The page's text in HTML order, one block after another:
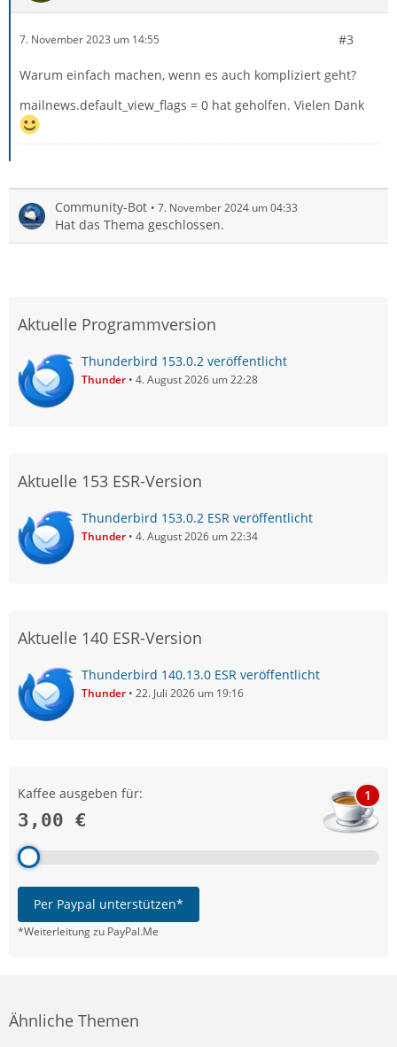
7. November 2023 um 14:55 #3
Warum einfach machen, wenn es auch kompliziert geht?
mailnews.default_view_flags = 0 hat geholfen. Vielen Dank
Community-Bot 7. November 2024 um 04:33
Hat das Thema geschlossen.
Aktuelle Programmversion
Thunderbird 153.0.2 veröffentlicht
Thunder 4. August 2026 um 22:28
Aktuelle 153 ESR-Version
Thunderbird 153.0.2 ESR veröffentlicht
Thunder 4. August 2026 um 22:34
Aktuelle 140 ESR-Version
Thunderbird 140.13.0 ESR veröffentlicht
Thunder 22. Juli 2026 um 19:16
Kaffee ausgeben für:
3,00 €
1
Per Paypal unterstützen*
*Weiterleitung zu PayPal.Me
Ähnliche Themen